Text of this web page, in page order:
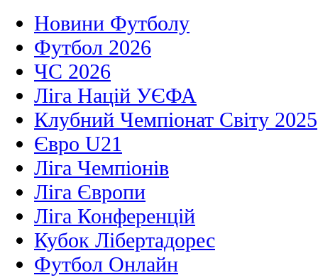
Новини Футболу
Футбол 2026
ЧС 2026
Ліга Націй УЄФА
Клубний Чемпіонат Світу 2025
Євро U21
Ліга Чемпіонів
Ліга Європи
Ліга Конференцій
Кубок Лібертадорес
Футбол Онлайн